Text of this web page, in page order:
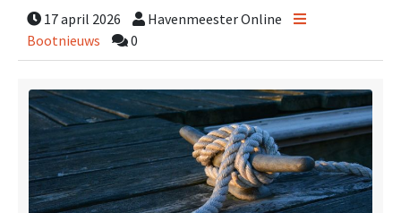
17 april 2026
Havenmeester Online
Bootnieuws
0